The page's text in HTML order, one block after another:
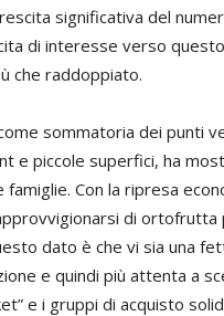
significativa del
di interesse verso
che raddoppiato.
sommatoria dei punti
e piccole superfici, ha
Con la ripresa
di
dato è che vi sia una
e quindi più attenta a
e i gruppi di acquisto